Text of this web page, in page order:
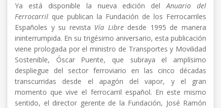
Ya está disponible la nueva edición delAnuario del
Ferrocarril que publican la Fundación de los Ferrocarriles
Españoles y su revista Vía Libredesde 1995 de manera
ininterrumpida. En su trigésimo aniversario, esta publicación
viene prologada por el ministro de Transportes y Movilidad
Sostenible, Óscar Puente, que subraya el amplísimo
despliegue del sector ferroviario en las cinco décadas
transcurridas desde el apagón del vapor, y el gran
momento que vive el ferrocarril español. En este mismo
sentido, el director gerente de la Fundación, José Ramón